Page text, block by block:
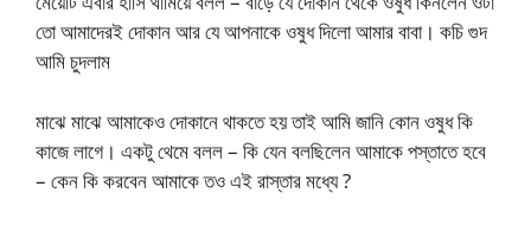
তো আমাদেরই দোকান আর যে আপনাকে ওষুধ দিলো আমার বাবা। কচি গুদ
আমি চুদলাম
মাঝে মাঝে আমাকেও দোকানে থাকতে হয় তাই আমি জানি কোন ওষুধ কি
কাজে লাগে। একটু থেমে বলল – কি যেন বলছিলেন আমাকে পস্তাতে হবে
– কেন কি করবেন আমাকে তও এই রাস্তার মধ্যে ?